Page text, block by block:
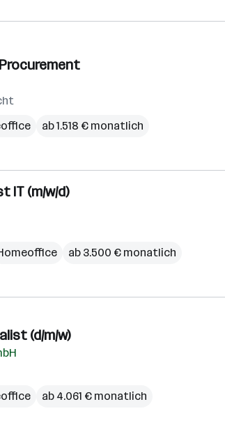
ab 1.518 € monatlich
IT (m/w/d)
ab 3.500 € monatlich
(d/m/w)
ab 4.061 € monatlich